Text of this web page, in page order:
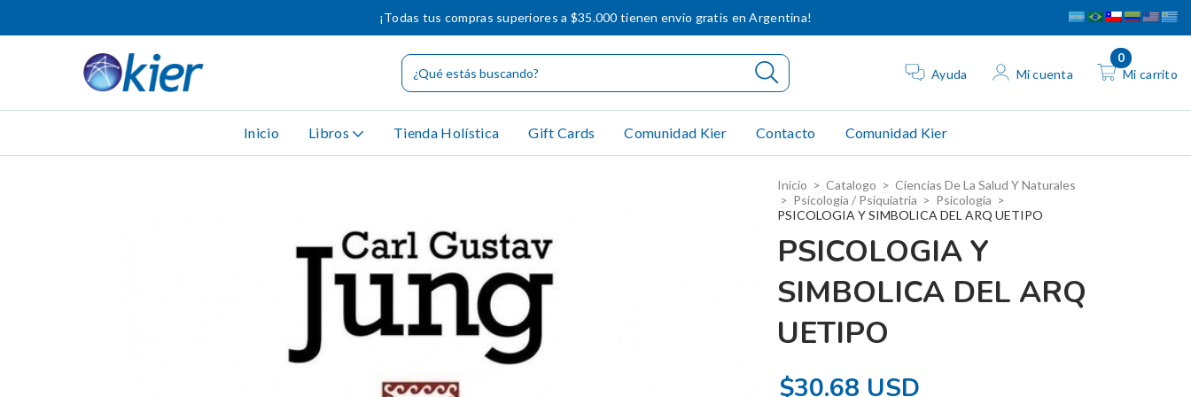
¡Todas tus compras superiores a $35.000 tienen envío gratis en Argentina!
Ayuda Mi cuenta Mi carrito
0
Inicio Libros Tienda Holística Gift Cards Comunidad Kier Contacto Comunidad Kier
Inicio > Catalogo > Ciencias De La Salud Y Naturales
> Psicologia / Psiquiatria > Psicologia >
PSICOLOGIA Y SIMBOLICA DEL ARQ UETIPO
PSICOLOGIA Y
SIMBOLICA DEL ARQ
UETIPO
$30.68 USD